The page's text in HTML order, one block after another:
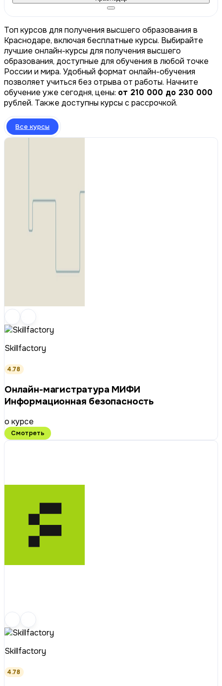
Топ курсов для получения высшего образования в
Краснодаре, включая бесплатные курсы. Выбирайте
лучшие онлайн-курсы для получения высшего
образования, доступные для обучения в любой точке
России и мира. Удобный формат онлайн-обучения
позволяет учиться без отрыва от работы. Начните
обучение уже сегодня, цены: от 210 000 до 230 000
рублей. Также доступны курсы с рассрочкой.
Все курсы
Skillfactory
4.78
Онлайн-магистратура МИФИ
Информационная безопасность
о курсе
Смотреть
Skillfactory
4.78